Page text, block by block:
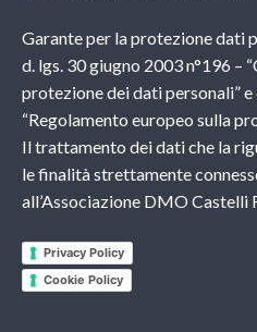
Garante per la protezione dati
d. lgs. 30 giugno 2003 n°196 –
protezione dei dati personali”
“Regolamento europeo sulla
Il trattamento dei dati che la
le finalità strettamente
all’Associazione DMO Castelli
Privacy Policy
Cookie Policy